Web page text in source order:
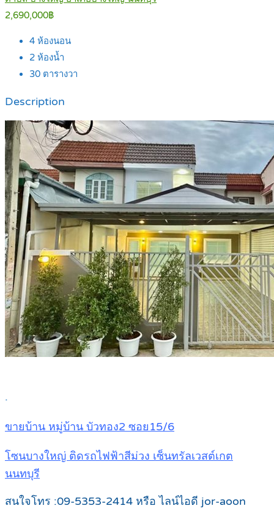
2,690,000฿
4 ห้องนอน
2 ห้องน้ำ
30 ตารางวา
Description
.
ขายบ้าน หมู่บ้าน บัวทอง2 ซอย15/6
โซนบางใหญ่ ติดรถไฟฟ้าสีม่วง เซ็นทรัลเวสต์เกต
นนทบุรี
สนใจโทร :09-5353-2414 หรือ ไลน์ไอดี jor-aoon